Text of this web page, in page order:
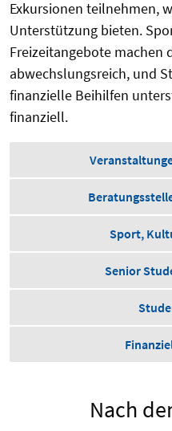
Exkursionen teilnehmen,
Unterstützung bieten.
Freizeitangebote machen
abwechslungsreich, und
finanzielle Beihilfen
finanziell.
Sport,
Senior
Nach